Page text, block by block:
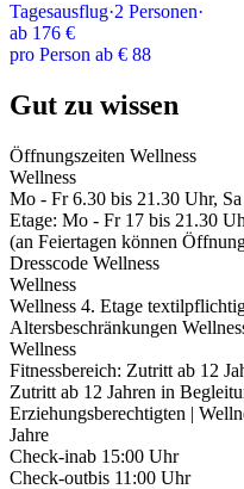
Tagesausflug·2 Personen·
ab 176 €
pro Person ab € 88
Gut zu wissen
Öffnungszeiten Wellness
Wellness
Mo - Fr 6.30 bis 21.30 Uhr,
Etage: Mo - Fr 17 bis 21.30
(an Feiertagen können
Dresscode Wellness
Wellness
Wellness 4. Etage
Altersbeschränkungen
Wellness
Fitnessbereich: Zutritt ab 12
Zutritt ab 12 Jahren in
Erziehungsberechtigten |
Jahre
Check-inab 15:00 Uhr
Check-outbis 11:00 Uhr